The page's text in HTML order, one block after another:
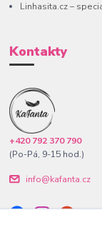
Linhasita.cz –
Kontakty
+420 792 370 790
(Po-Pá, 9-15 hod.)
info@kafanta.cz